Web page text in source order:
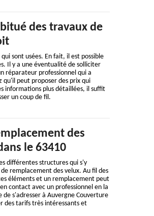
des travaux de
sont usées. En fait, il est possible
Il y a une éventualité de solliciter
réparateur professionnel qui a
qu'il peut proposer des prix qui
informations plus détaillées, il suffit
un coup de fil.
des
le 63410
différentes structures qui s'y
remplacement des velux. Au fil des
éléments et un remplacement peut
contact avec un professionnel en la
de s'adresser à Auvergne Couverture
des tarifs très intéressants et